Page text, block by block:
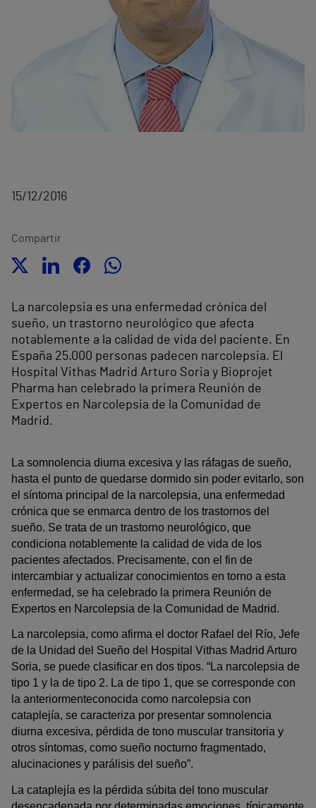
15/12/2016
Compartir
La narcolepsia es una enfermedad crónica del
sueño, un trastorno neurológico que afecta
notablemente a la calidad de vida del paciente. En
España 25.000 personas padecen narcolepsia. El
Hospital Vithas Madrid Arturo Soria y Bioprojet
Pharma han celebrado la primera Reunión de
Expertos en Narcolepsia de la Comunidad de
Madrid.
La somnolencia diurna excesiva y las ráfagas de sueño,
hasta el punto de quedarse dormido sin poder evitarlo, son
el síntoma principal de la narcolepsia, una enfermedad
crónica que se enmarca dentro de los trastornos del
sueño. Se trata de un trastorno neurológico, que
condiciona notablemente la calidad de vida de los
pacientes afectados. Precisamente, con el fin de
intercambiar y actualizar conocimientos en torno a esta
enfermedad, se ha celebrado la primera Reunión de
Expertos en Narcolepsia de la Comunidad de Madrid.
La narcolepsia, como afirma el doctor Rafael del Río, Jefe
de la Unidad del Sueño del Hospital Vithas Madrid Arturo
Soria, se puede clasificar en dos tipos. “La narcolepsia de
tipo 1 y la de tipo 2. La de tipo 1, que se corresponde con
la anteriormenteconocida como narcolepsia con
cataplejía, se caracteriza por presentar somnolencia
diurna excesiva, pérdida de tono muscular transitoria y
otros síntomas, como sueño nocturno fragmentado,
alucinaciones y parálisis del sueño”.
La cataplejía es la pérdida súbita del tono muscular